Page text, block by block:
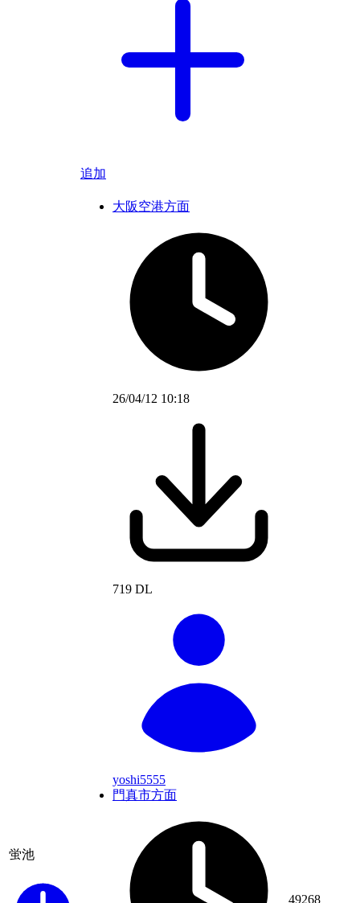
追加
蛍池
大阪空港方面
26/04/12 10:18
719 DL
yoshi5555
門真市方面
49268